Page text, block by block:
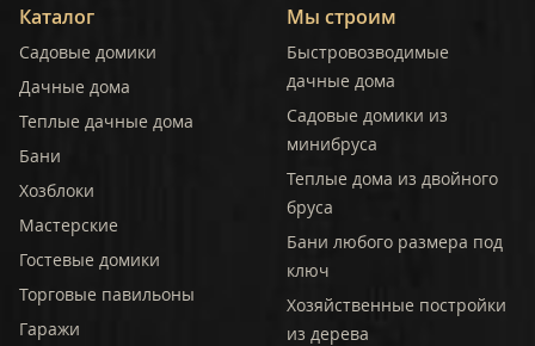
Каталог
Садовые домики
Дачные дома
Теплые дачные дома
Бани
Хозблоки
Мастерские
Гостевые домики
Торговые павильоны
Гаражи
Мы строим
Быстровозводимые
дачные дома
Садовые домики из
минибруса
Теплые дома из двойного
бруса
Бани любого размера под
ключ
Хозяйственные постройки
из дерева